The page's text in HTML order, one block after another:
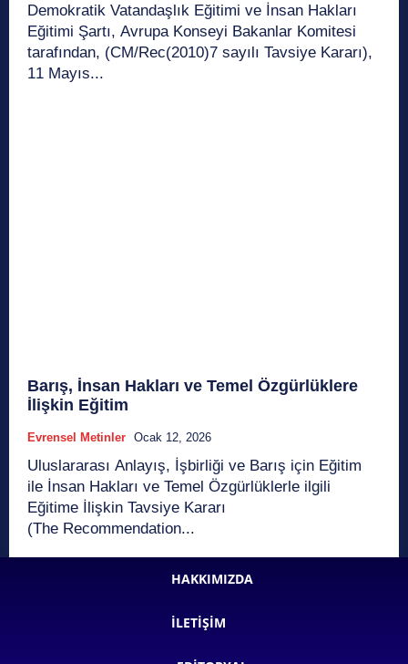
Demokratik Vatandaşlık Eğitimi ve İnsan Hakları
Eğitimi Şartı, Avrupa Konseyi Bakanlar Komitesi
tarafından, (CM/Rec(2010)7 sayılı Tavsiye Kararı),
11 Mayıs...
Barış, İnsan Hakları ve Temel Özgürlüklere
İlişkin Eğitim
Evrensel Metinler Ocak 12, 2026
Uluslararası Anlayış, İşbirliği ve Barış için Eğitim
ile İnsan Hakları ve Temel Özgürlüklerle ilgili
Eğitime İlişkin Tavsiye Kararı
(The Recommendation...
HAKKIMIZDA
İLETIŞIM